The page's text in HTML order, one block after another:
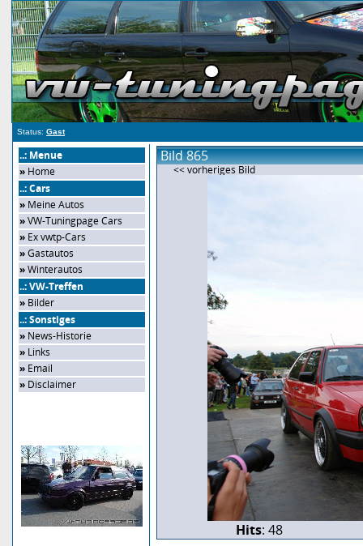
Status: Gast
..: Menue
» Home
..: Cars
» Meine Autos
»VW-Tuningpage Cars
» Ex vwtp-Cars
»Gastautos
»Winterautos
..: VW-Treffen
» Bilder
..: Sonstiges
» News-Historie
» Links
» Email
» Disclaimer
Bild 865
<< vorheriges Bild
Hits: 48